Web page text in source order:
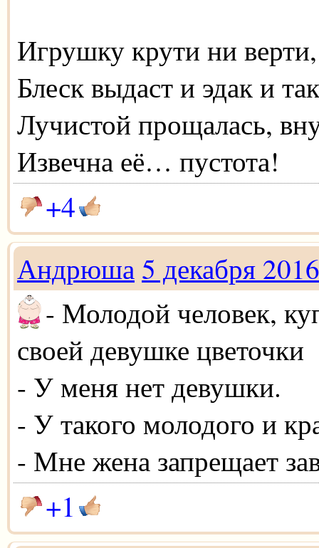
Игрушку крути ни верти,
Блеск выдаст и эдак и
Лучистой прощалась,
Извечна её… пустота!
+4
Андрюша 5 декабря 2016
- Молодой человек,
своей девушке цветочки
- У меня нет девушки.
- У такого молодого и
- Мне жена запрещает
+1